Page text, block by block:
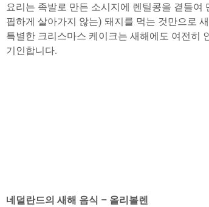
요리는 족발로 만든 소시지에 렌틸콩을 곁들
핍하게 살아가지 않는) 돼지를 먹는 것만으로
특별한 크리스마스 케이크는 새해에도 여전히
기인합니다.
네덜란드의 새해 음식 – 올리볼렌